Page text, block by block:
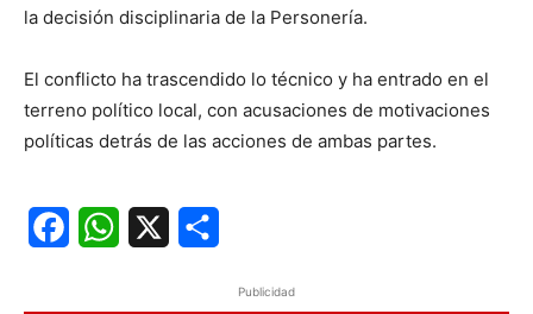
la decisión disciplinaria de la Personería.
El conflicto ha trascendido lo técnico y ha entrado en el
terreno político local, con acusaciones de motivaciones
políticas detrás de las acciones de ambas partes.
FacebookWhatsApp
Publicidad